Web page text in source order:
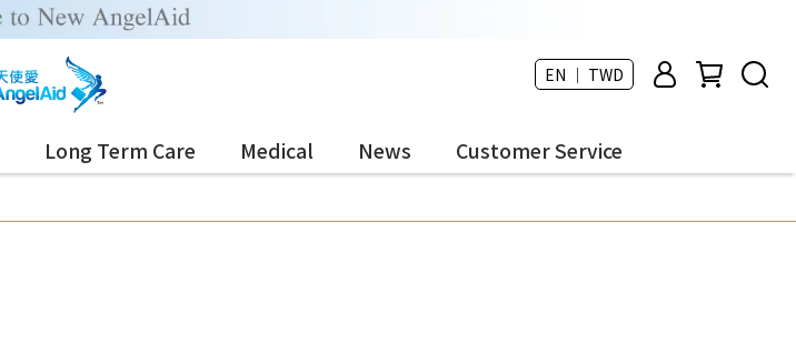
EN ｜ TWD
Long Term Care Medical News Customer Service